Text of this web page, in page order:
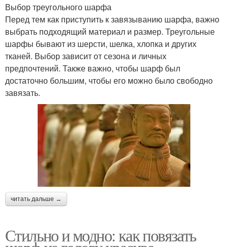
Выбор треугольного шарфа
Перед тем как приступить к завязыванию шарфа, важно
выбрать подходящий материал и размер. Треугольные
шарфы бывают из шерсти, шелка, хлопка и других
тканей. Выбор зависит от сезона и личных
предпочтений. Также важно, чтобы шарф был
достаточно большим, чтобы его можно было свободно
завязать.
читать дальше →
Стильно и модно: как повязать